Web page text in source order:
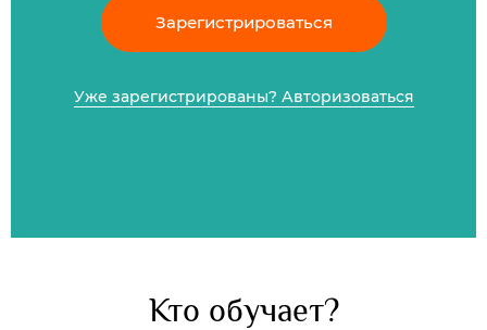
Зарегистрироваться
Уже зарегистрированы? Авторизоваться
Кто обучает?